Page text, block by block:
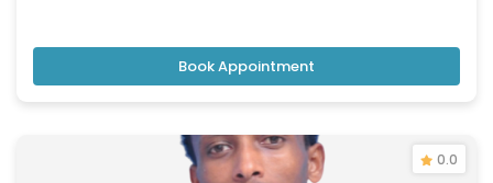
Book Appointment
0.0